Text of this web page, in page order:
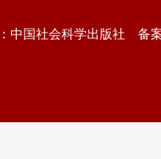
中国社会科学出版社 备